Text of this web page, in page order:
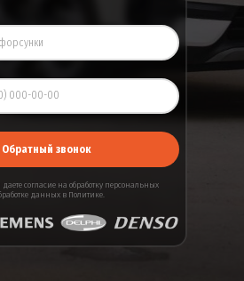
Обратный звонок
согласие на обработку персональных
данных в Политике.